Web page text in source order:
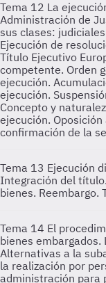
Tema 12 La
Administración de
sus clases:
Ejecución de
Título Ejecutivo
competente. Orden
ejecución.
ejecución.
Concepto y
ejecución.
confirmación de la
Tema 13 Ejecución
Integración del
bienes. Reembargo.
Tema 14 El
bienes
Alternativas a la
la realización por
administración para